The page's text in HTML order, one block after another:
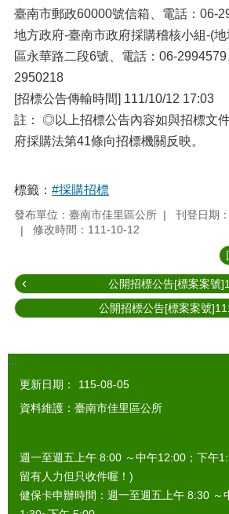
臺南市郵政60000號信箱、電話：06-
地方政府-臺南市政府採購稽核小組-(
區永華路二段6號、電話：06-
2950218
[招標公告傳輸時間] 111/10/12 17:03
註： ◎以上招標公告內容如與招標文
府採購法第41條向招標機關反映。
標籤： #採購招標
發布單位：臺南市佳里區公所
刊登日期
修改時間：111-10-12
公開招標公告[標案案號
公開招標公告[標案案號
:::
更新日期：
115-08-05
資料維護：臺南市佳里區公所
週一至週五上午 8:00 ～中午12:00；下午
留有人力但只收件喔！)
健保卡申辦時間：週一至週五上午 8:30 ～